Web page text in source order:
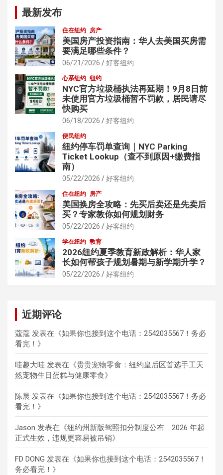
最新发布
住在纽约 房产
美国房产投资指南：华人去美国买房需
要满足哪些条件？
06/21/2026 好客纽约
心系纽约 纽约
NYC官方垃圾桶执法再延期！9月8日前
未使用官方垃圾桶暂不罚款，居民请尽
快购买
06/18/2026 好客纽约
便民纽约
纽约停车罚单查询｜NYC Parking
Ticket Lookup（查不到原因+缴费指
南）
05/22/2026 好客纽约
住在纽约 房产
美国换房全攻略：先买后卖还是先卖后
买？专家教你如何规划财务
05/22/2026 好客纽约
学在纽约 教育
2026纽约夏季教育新政解析：华人家
长如何帮孩子规划暑期与新学期升学？
05/22/2026 好客纽约
近期评论
蔻蔻 发表在《如果你也接到这个电话：2542035567！务必
看完！ 》
哇趣大哇 发表在《贵贵宠物零食：纽约皇后区首选手工天
然宠物生日蛋糕与健康零食》
陈晨 发表在《如果你也接到这个电话：2542035567！务必
看完！ 》
Jason 发表在《纽约州新版驾照扣分制度公布｜2026 年起
正式生效，违规更容易被吊销》
FD DONG 发表在《如果你也接到这个电话：2542035567！
务必看完！ 》